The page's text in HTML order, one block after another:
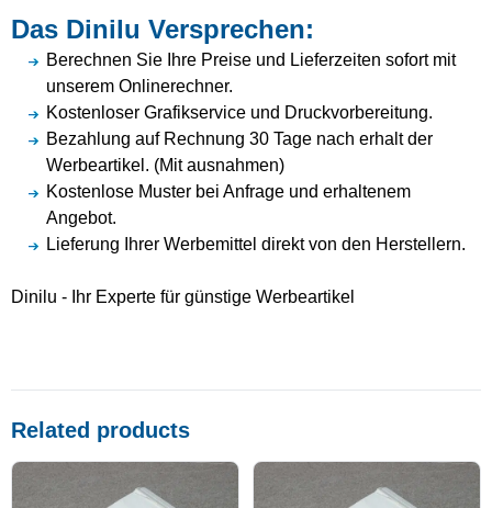
Das Dinilu Versprechen:
Berechnen Sie Ihre Preise und Lieferzeiten sofort mit
unserem Onlinerechner.
Kostenloser Grafikservice und Druckvorbereitung.
Bezahlung auf Rechnung 30 Tage nach erhalt der
Werbeartikel. (Mit ausnahmen)
Kostenlose Muster bei Anfrage und erhaltenem
Angebot.
Lieferung Ihrer Werbemittel direkt von den Herstellern.
Dinilu - Ihr Experte für günstige Werbeartikel
Related products